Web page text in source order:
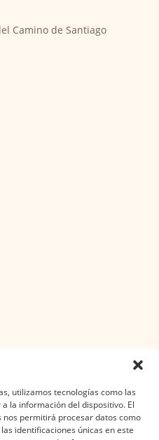
utilizamos tecnologías como las
la información del dispositivo. El
permitirá procesar datos como
identificaciones únicas en este
Camino de Santiago